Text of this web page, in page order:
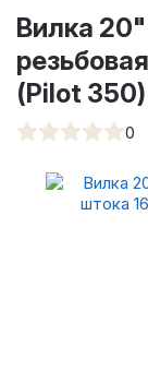
Вилка
(Pilot
0